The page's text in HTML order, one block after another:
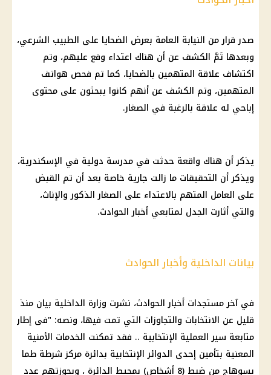
صدر قرار من النيابة العامة بعرض الضحايا على الطبيب الشرعي،
وبعدها تَمَّ الكشف عن أن هناك اعتداء وقع عليهم، وتم
اكتشاف علاقة المتهمين بالضحايا، كما تم فحص هواتف
المتهمين، وتم الكشف عن أنهم كانوا يبحثون على محتوى
إباحي له علاقة بالرغبة في الصغار.
يذكر أن هناك واقعة حدثت في مدرسة دولية في الإسكندرية،
ويذكر أن التحقيقات ما زالت جارية خاصة بعد أن تم القبض
على العامل المتهم بالاعتداء على الصغار الذكور والإناث،
والتي أثارت الجدل لمتابعي أخبار الحوادث.
بيانات الداخلية وأخبار الحوادث
في آخر مستجدات أخبار الحوادث، نشرت وزارة الداخلية بيان منذ
قليل عن الانتخابات والتجاوزات التي تمت فيها، ونصه: "فى إطار
متابعة سير العملية الإنتخابية .. فقد تمكنت الخدمات الأمنية
المعنية بتأمين إحدى الدوائر الإنتخابية بدائرة مركز شرطة طما
بسوهاج من ضبط (8 أشخاص) بمحيط الدائرة ، وبحوزتهم عدد